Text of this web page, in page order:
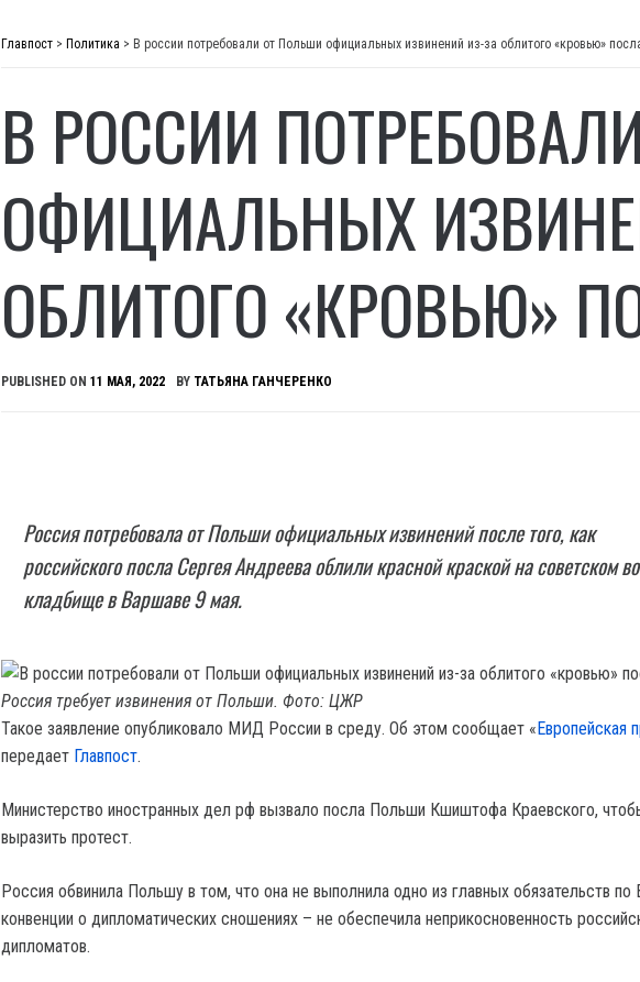
Главпост > Политика > В россии потребовали от Польши официальных извинений из-за облитого «кровью»
В РОССИИ
ОФИЦИАЛЬНЫХ
ОБЛИТОГО «КРОВЬЮ»
PUBLISHED ON 11 МАЯ, 2022 BY ТАТЬЯНА ГАНЧЕРЕНКО
Россия потребовала от Польши официальных извинений после того, как
российского посла Сергея Андреева облили красной краской на советском
кладбище в Варшаве 9 мая.
Россия требует извинения от Польши. Фото: ЦЖР
Такое заявление опубликовало МИД России в среду. Об этом сообщает «Европейская
передает Главпост.
Министерство иностранных дел рф вызвало посла Польши Кшиштофа Краевского,
выразить протест.
Россия обвинила Польшу в том, что она не выполнила одно из главных обязательств по
конвенции о дипломатических сношениях – не обеспечила неприкосновенность
дипломатов.